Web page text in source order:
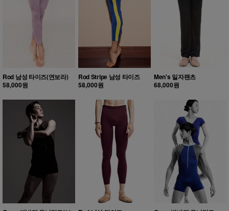
Rod 남성 타이즈(연보라)
58,000원
Rod Stripe 남성 타이즈
58,000원
Men's 일자팬츠
68,000원